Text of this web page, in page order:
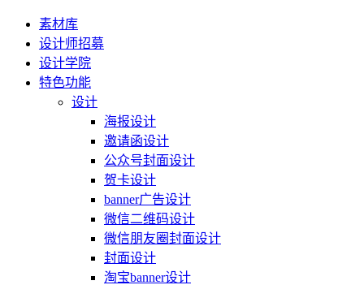
素材库
设计师招募
设计学院
特色功能
设计
海报设计
邀请函设计
公众号封面设计
贺卡设计
banner广告设计
微信二维码设计
微信朋友圈封面设计
封面设计
淘宝banner设计